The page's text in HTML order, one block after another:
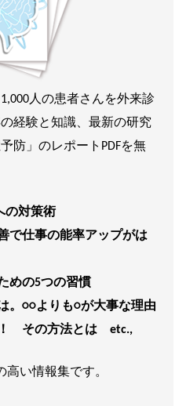
人の患者さんを外来診
経験と知識、最新の研究
防」のレポートPDFを無
の対策術
で仕事の能率アップがは
めの5つの習慣
。○○よりも○が大事な理由
！ その方法とは etc.,
高い情報集です。